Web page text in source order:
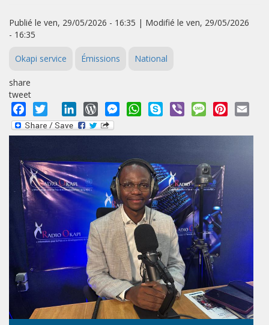
Publié le ven, 29/05/2026 - 16:35 | Modifié le ven, 29/05/2026
- 16:35
Okapi service Émissions National
share
tweet
Facebook
Twitter LinkedInWordPressMessengerWhatsApp
Skype Viber MessagePinterest